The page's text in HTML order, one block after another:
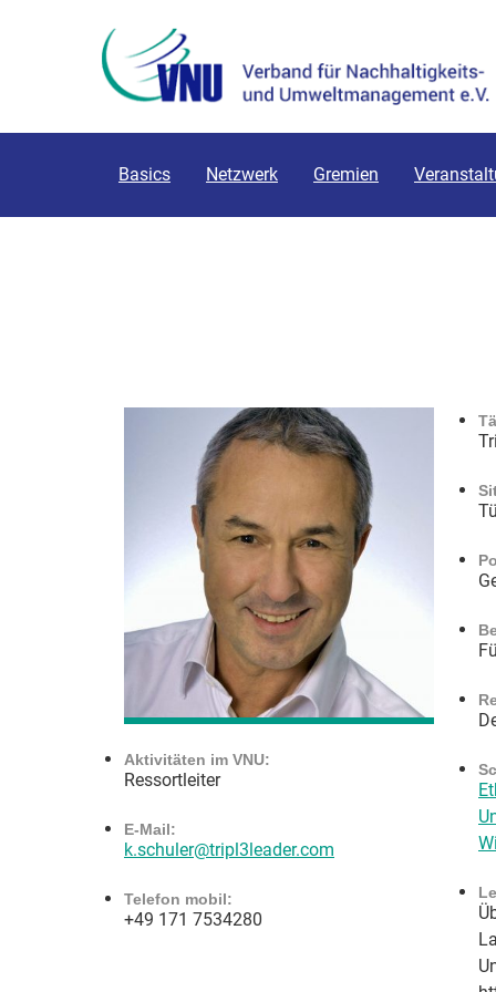
Basics Netzwerk Gremien
Aktivitäten im VNU:
Ressortleiter
E-Mail:
k.schuler@tripl3leader.com
Telefon mobil:
+49 171 7534280